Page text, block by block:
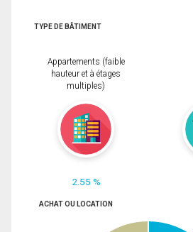
TYPE DE BÂTIMENT
Appartements (faible
hauteur et à étages
multiples)
2.55 %
ACHAT OU LOCATION